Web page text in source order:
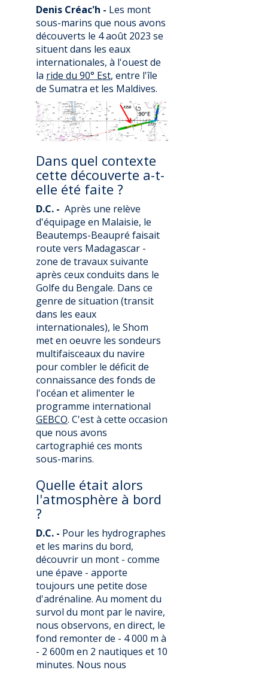
Denis Créac'h - Les mont
sous-marins que nous avons
découverts le 4 août 2023 se
situent dans les eaux
internationales, à l'ouest de
la ride du 90° Est, entre l'île
de Sumatra et les Maldives.
Dans quel contexte
cette découverte a-t-
elle été faite ?
D.C. - Après une relève
d'équipage en Malaisie, le
Beautemps-Beaupré faisait
route vers Madagascar -
zone de travaux suivante
après ceux conduits dans le
Golfe du Bengale. Dans ce
genre de situation (transit
dans les eaux
internationales), le Shom
met en oeuvre les sondeurs
multifaisceaux du navire
pour combler le déficit de
connaissance des fonds de
l'océan et alimenter le
programme international
GEBCO. C'est à cette occasion
que nous avons
cartographié ces monts
sous-marins.
Quelle était alors
l'atmosphère à bord
?
D.C. - Pour les hydrographes
et les marins du bord,
découvrir un mont - comme
une épave - apporte
toujours une petite dose
d'adrénaline. Au moment du
survol du mont par le navire,
nous observons, en direct, le
fond remonter de - 4 000 m à
- 2 600m en 2 nautiques et 10
minutes. Nous nous